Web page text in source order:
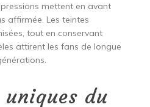
mettent en avant
affirmée. Les teintes
tout en conservant
attirent les fans de longue
uniques du